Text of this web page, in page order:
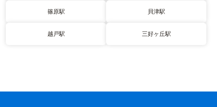
篠原駅 貝津駅
越戸駅 三好ヶ丘駅